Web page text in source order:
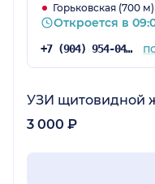
Горьковская (700 м)
Откроется в
+7 (904) 954-04-36
УЗИ щитовидной
3 000 ₽